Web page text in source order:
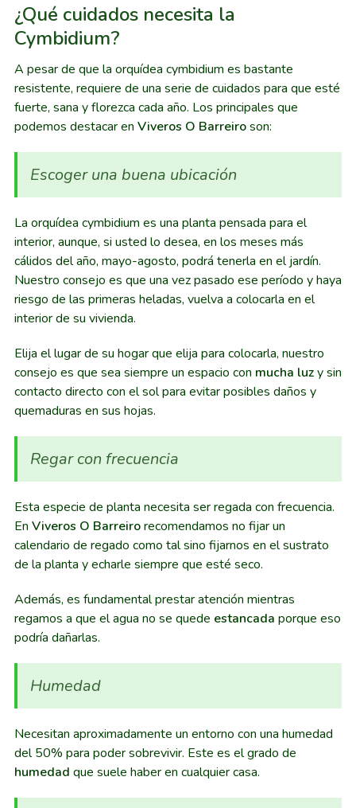
¿Qué cuidados necesita la
Cymbidium?
A pesar de que la orquídea cymbidium es bastante
resistente, requiere de una serie de cuidados para que esté
fuerte, sana y florezca cada año. Los principales que
podemos destacar en Viveros O Barreiroson:
Escoger una buena ubicación
La orquídea cymbidium es una planta pensada para el
interior, aunque, si usted lo desea, en los meses más
cálidos del año, mayo-agosto, podrá tenerla en el jardín.
Nuestro consejo es que una vez pasado ese período y haya
riesgo de las primeras heladas, vuelva a colocarla en el
interior de su vivienda.
Elija el lugar de su hogar que elija para colocarla, nuestro
consejo es que sea siempre un espacio con mucha luzy sin
contacto directo con el sol para evitar posibles daños y
quemaduras en sus hojas.
Regar con frecuencia
Esta especie de planta necesita ser regada con frecuencia.
En Viveros O Barreirorecomendamos no fijar un
calendario de regado como tal sino fijarnos en el sustrato
de la planta y echarle siempre que esté seco.
Además, es fundamental prestar atención mientras
regamos a que el agua no se quede estancada porque eso
podría dañarlas.
Humedad
Necesitan aproximadamente un entorno con una humedad
del 50% para poder sobrevivir. Este es el grado de
humedad que suele haber en cualquier casa.